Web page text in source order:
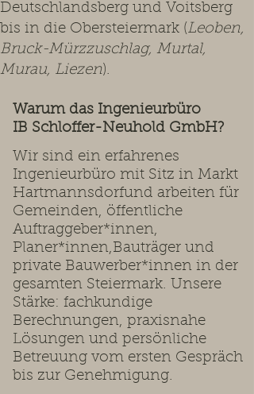
Deutschlandsberg und Voitsberg
bis in die Obersteiermark (Leoben,
Bruck-Mürzzuschlag, Murtal,
Murau, Liezen).
Warum das Ingenieurbüro
IB Schloffer-Neuhold GmbH?
Wir sind ein erfahrenes
Ingenieurbüro mit Sitz in Markt
Hartmannsdorfund arbeiten für
Gemeinden, öffentliche
Auftraggeber*innen,
Planer*innen,Bauträger und
private Bauwerber*innen in der
gesamten Steiermark. Unsere
Stärke: fachkundige
Berechnungen, praxisnahe
Lösungen und persönliche
Betreuung vom ersten Gespräch
bis zur Genehmigung.